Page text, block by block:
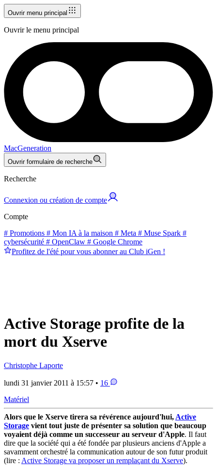
Ouvrir menu principal
Ouvrir le menu principal
MacGeneration
Ouvrir formulaire de recherche
Recherche
Connexion ou création de compte
Compte
# Promotions # Mon IA à la maison # Meta # Muse Spark #
cybersécurité # OpenClaw # Google Chrome
Profitez de l'été pour vous abonner au Club iGen !
Active Storage profite de la
mort du Xserve
Christophe Laporte
lundi 31 janvier 2011 à 15:57 • 16
Matériel
Alors que le Xserve tirera sa révérence aujourd'hui, Active
Storage vient tout juste de présenter sa solution que beaucoup
voyaient déjà comme un successeur au serveur d'Apple. Il faut
dire que la société qui a été fondée par plusieurs anciens d'Apple a
savamment orchestré la communication autour de son futur produit
(lire : Active Storage va proposer un remplaçant du Xserve).